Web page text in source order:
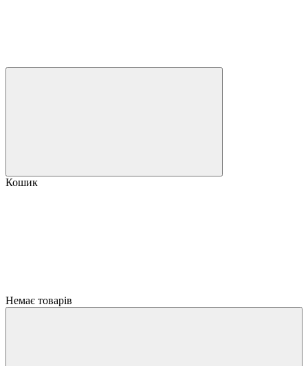
Кошик
Немає товарів